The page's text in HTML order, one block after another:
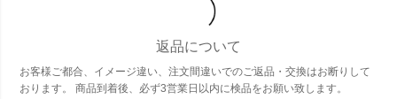
返品について
お客様ご都合、イメージ違い、注文間違いでのご返品・交換はお断りして
おります。 商品到着後、必ず3営業日以内に検品をお願い致します。